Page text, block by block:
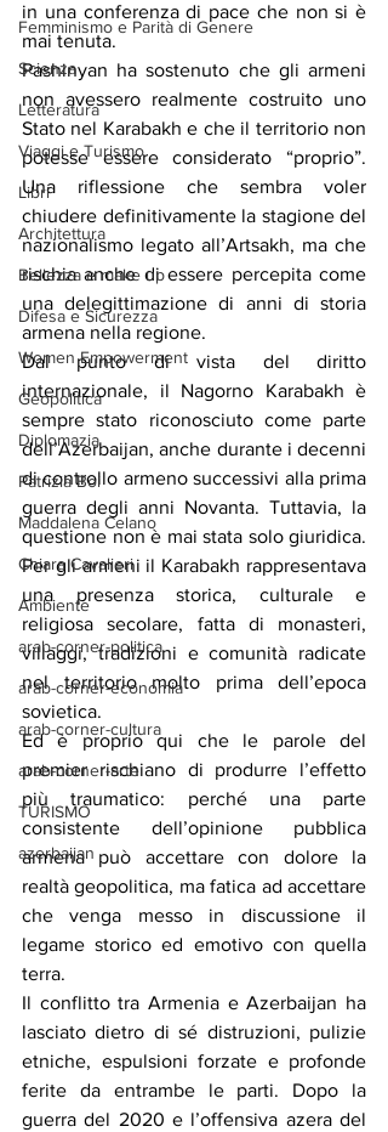
Femminismo e Parità di Genere
Scienza
Letteratura
Viaggi e Turismo
Libri
Architettura
Bellezza e make up
Difesa e Sicurezza
Women Empowerment
Geopolitica
Diplomazia
Patrizia Boi
Maddalena Celano
Chiara Cavalieri
Ambiente
arab-corner-politica
arab-corner-economia
arab-corner-cultura
arab-corner-arte
TURISMO
azerbaijan
in una conferenza di pace che non si è
mai tenuta.
Pashinyan ha sostenuto che gli armeni
non avessero realmente costruito uno
Stato nel Karabakh e che il territorio non
potesse essere considerato “proprio”.
Una riflessione che sembra voler
chiudere definitivamente la stagione del
nazionalismo legato all’Artsakh, ma che
rischia anche di essere percepita come
una delegittimazione di anni di storia
armena nella regione.
Dal punto di vista del diritto
internazionale, il Nagorno Karabakh è
sempre stato riconosciuto come parte
dell’Azerbaijan, anche durante i decenni
di controllo armeno successivi alla prima
guerra degli anni Novanta. Tuttavia, la
questione non è mai stata solo giuridica.
Per gli armeni il Karabakh rappresentava
una presenza storica, culturale e
religiosa secolare, fatta di monasteri,
villaggi, tradizioni e comunità radicate
nel territorio molto prima dell’epoca
sovietica.
Ed è proprio qui che le parole del
premier rischiano di produrre l’effetto
più traumatico: perché una parte
consistente dell’opinione pubblica
armena può accettare con dolore la
realtà geopolitica, ma fatica ad accettare
che venga messo in discussione il
legame storico ed emotivo con quella
terra.
Il conflitto tra Armenia e Azerbaijan ha
lasciato dietro di sé distruzioni, pulizie
etniche, espulsioni forzate e profonde
ferite da entrambe le parti. Dopo la
guerra del 2020 e l’offensiva azera del